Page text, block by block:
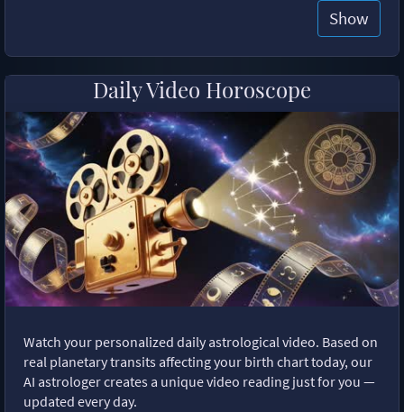
Show
Daily Video Horoscope
Watch your personalized daily astrological video. Based on
real planetary transits affecting your birth chart today, our
AI astrologer creates a unique video reading just for you —
updated every day.